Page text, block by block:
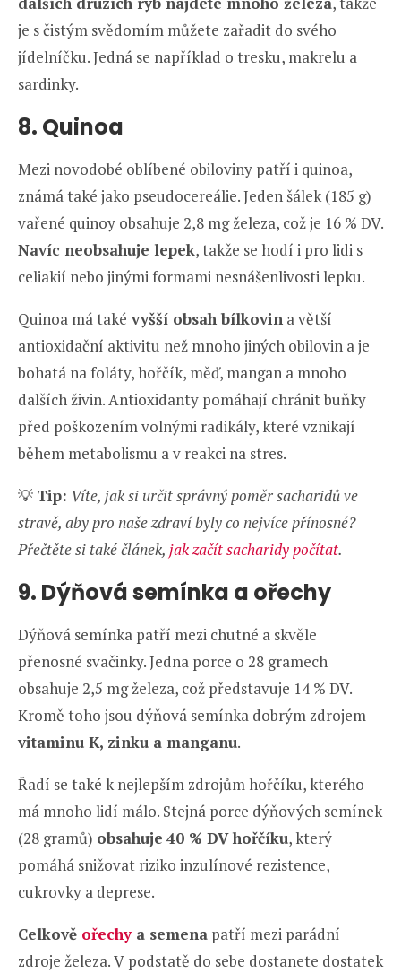
je s čistým svědomím můžete zařadit do svého
jídelníčku. Jedná se například o tresku, makrelu a
sardinky.
8. Quinoa
Mezi novodobé oblíbené obiloviny patří i quinoa,
známá také jako pseudocereálie. Jeden šálek (185 g)
vařené quinoy obsahuje 2,8 mg železa, což je 16 % DV.
Navíc neobsahuje lepek, takže se hodí i pro lidi s
celiakií nebo jinými formami nesnášenlivosti lepku.
Quinoa má také vyšší obsah bílkovin a větší
antioxidační aktivitu než mnoho jiných obilovin a je
bohatá na foláty, hořčík, měď, mangan a mnoho
dalších živin. Antioxidanty pomáhají chránit buňky
před poškozením volnými radikály, které vznikají
během metabolismu a v reakci na stres.
💡 Tip: Víte, jak si určit správný poměr sacharidů ve
stravě, aby pro naše zdraví byly co nejvíce přínosné?
Přečtěte si také článek, jak začít sacharidy počítat.
9. Dýňová semínka a ořechy
Dýňová semínka patří mezi chutné a skvěle
přenosné svačinky. Jedna porce o 28 gramech
obsahuje 2,5 mg železa, což představuje 14 % DV.
Kromě toho jsou dýňová semínka dobrým zdrojem
vitaminu K, zinku a manganu.
Řadí se také k nejlepším zdrojům hořčíku, kterého
má mnoho lidí málo. Stejná porce dýňových semínek
(28 gramů) obsahuje 40 % DV hořčíku, který
pomáhá snižovat riziko inzulínové rezistence,
cukrovky a deprese.
Celkově ořechy a semena patří mezi parádní
zdroje železa. V podstatě do sebe dostanete dostatek